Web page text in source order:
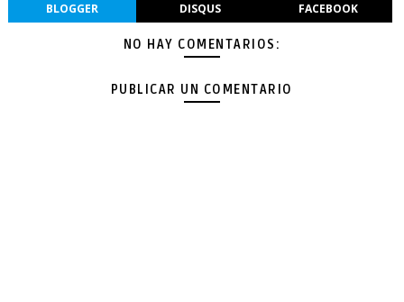
BLOGGER DISQUS FACEBOOK
NO HAY COMENTARIOS:
PUBLICAR UN COMENTARIO